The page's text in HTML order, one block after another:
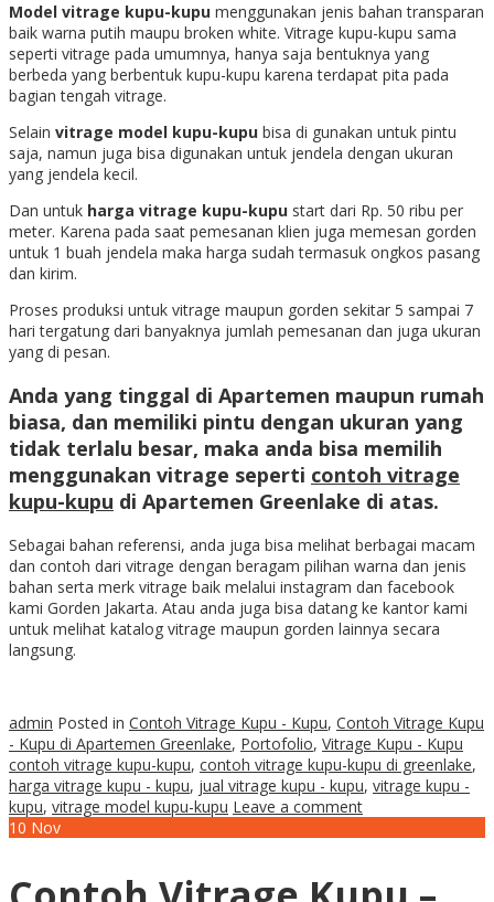
Model vitrage kupu-kupu menggunakan jenis bahan transparan
baik warna putih maupu broken white. Vitrage kupu-kupu sama
seperti vitrage pada umumnya, hanya saja bentuknya yang
berbeda yang berbentuk kupu-kupu karena terdapat pita pada
bagian tengah vitrage.
Selain vitrage model kupu-kupu bisa di gunakan untuk pintu
saja, namun juga bisa digunakan untuk jendela dengan ukuran
yang jendela kecil.
Dan untuk harga vitrage kupu-kupu start dari Rp. 50 ribu per
meter. Karena pada saat pemesanan klien juga memesan gorden
untuk 1 buah jendela maka harga sudah termasuk ongkos pasang
dan kirim.
Proses produksi untuk vitrage maupun gorden sekitar 5 sampai 7
hari tergatung dari banyaknya jumlah pemesanan dan juga ukuran
yang di pesan.
Anda yang tinggal di Apartemen maupun rumah
biasa, dan memiliki pintu dengan ukuran yang
tidak terlalu besar, maka anda bisa memilih
menggunakan vitrage seperti contoh vitrage
kupu-kupu di Apartemen Greenlake di atas.
Sebagai bahan referensi, anda juga bisa melihat berbagai macam
dan contoh dari vitrage dengan beragam pilihan warna dan jenis
bahan serta merk vitrage baik melalui instagram dan facebook
kami Gorden Jakarta. Atau anda juga bisa datang ke kantor kami
untuk melihat katalog vitrage maupun gorden lainnya secara
langsung.
admin Posted in Contoh Vitrage Kupu - Kupu, Contoh Vitrage Kupu
- Kupu di Apartemen Greenlake, Portofolio, Vitrage Kupu - Kupu
contoh vitrage kupu-kupu, contoh vitrage kupu-kupu di greenlake,
harga vitrage kupu - kupu, jual vitrage kupu - kupu, vitrage kupu -
kupu, vitrage model kupu-kupu Leave a comment
10 Nov